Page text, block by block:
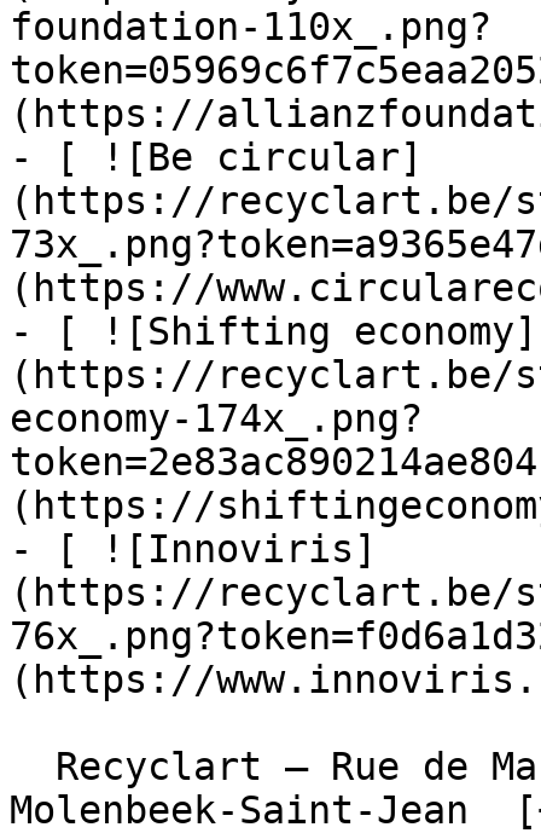
foundation-110x_.png?
(https://
- [ ![Be circular]
(https://recyclart.be/
(https://
- [ ![Shifting economy]
(https://recyclart.be/
economy-174x_.png?
(https://
- [ ![Innoviris]
(https://recyclart.be/
(https://
Molenbeek-Saint-